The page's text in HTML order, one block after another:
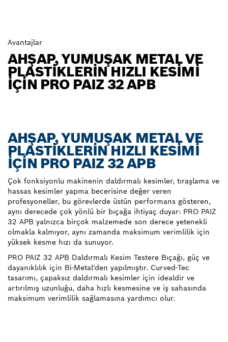
Avantajlar
AHŞAP, YUMUŞAK METAL VE
PLASTIKLERIN HIZLI KESIMI
IÇIN PRO PAIZ 32 APB
AHŞAP, YUMUŞAK METAL VE
PLASTIKLERIN HIZLI KESIMI
IÇIN PRO PAIZ 32 APB
Çok fonksiyonlu makinenin daldırmalı kesimler, tıraşlama ve
hassas kesimler yapma becerisine değer veren
profesyoneller, bu görevlerde üstün performans gösteren,
aynı derecede çok yönlü bir bıçağa ihtiyaç duyar: PRO PAIZ
32 APB yalnızca birçok malzemede son derece yetenekli
olmakla kalmıyor, aynı zamanda maksimum verimlilik için
yüksek kesme hızı da sunuyor.
PRO PAIZ 32 APB Daldırmalı Kesim Testere Bıçağı, güç ve
dayanıklılık için Bi-Metal'den yapılmıştır. Curved-Tec
tasarımı, çapaksız daldırmalı kesimler için idealdir ve
artırılmış uzunluğu, daha hızlı kesmesine ve iş sahasında
maksimum verimlilik sağlamasına yardımcı olur.